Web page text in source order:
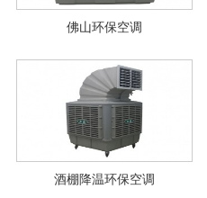
佛山环保空调
酒棚降温环保空调